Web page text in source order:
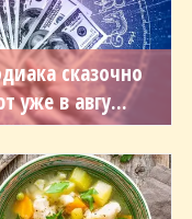
сказочно
уже в авгу...